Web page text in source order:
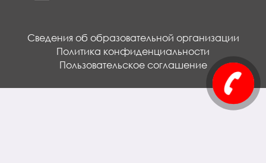
Сведения об образовательной организации
Политика конфиденциальности
Пользовательское соглашение